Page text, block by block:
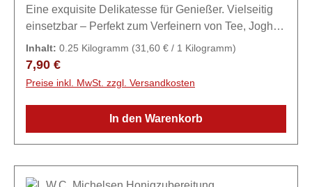
Eine exquisite Delikatesse für Genießer. Vielseitig
einsetzbar – Perfekt zum Verfeinern von Tee, Joghurt
oder als süßer Brotaufstrich.Zutaten99% Honig, 1%
geschnittene Vanilleschote.
Inhalt: 0.25 Kilogramm (31,60 € / 1 Kilogramm)
Regulärer Preis:
7,90 €
Preise inkl. MwSt. zzgl. Versandkosten
In den Warenkorb